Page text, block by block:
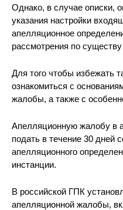
Однако, в случае описки,
указания настройки
апелляционное
рассмотрения по
Для того чтобы избежать
ознакомиться с
жалобы, а также с
Апелляционную жалобу в
подать в течение 30 дней
апелляционного
инстанции.
В российской ГПК
апелляционной жалобы,